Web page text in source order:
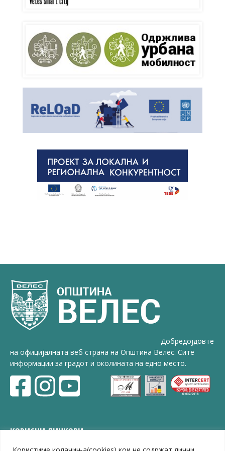
Добредојдовте
на официјалната веб страна на Општина Велес. Сите
информации за градот и околината на едно место.
КОРИСНИ ЛИНКОВИ